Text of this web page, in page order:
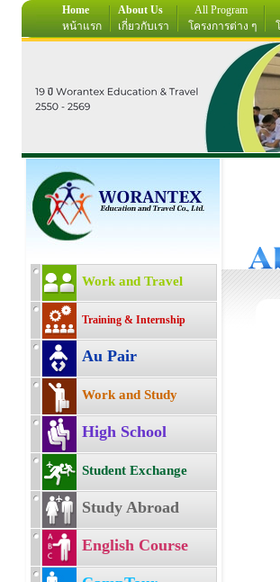
Home
หน้าแรก
About Us
เกี่ยวกับเรา
All Program
โครงการต่าง ๆ
Work and Travel
Training & Internship
Au Pair
Work and Study
High School
Student Exchange
Study Abroad
English Course